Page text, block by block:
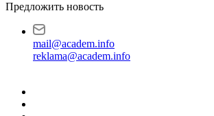
Предложить новость
mail@academ.info
reklama@academ.info